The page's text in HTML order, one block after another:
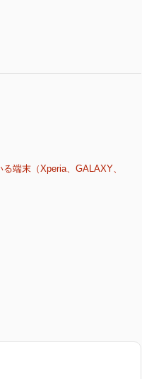
端末（Xperia、GALAXY、